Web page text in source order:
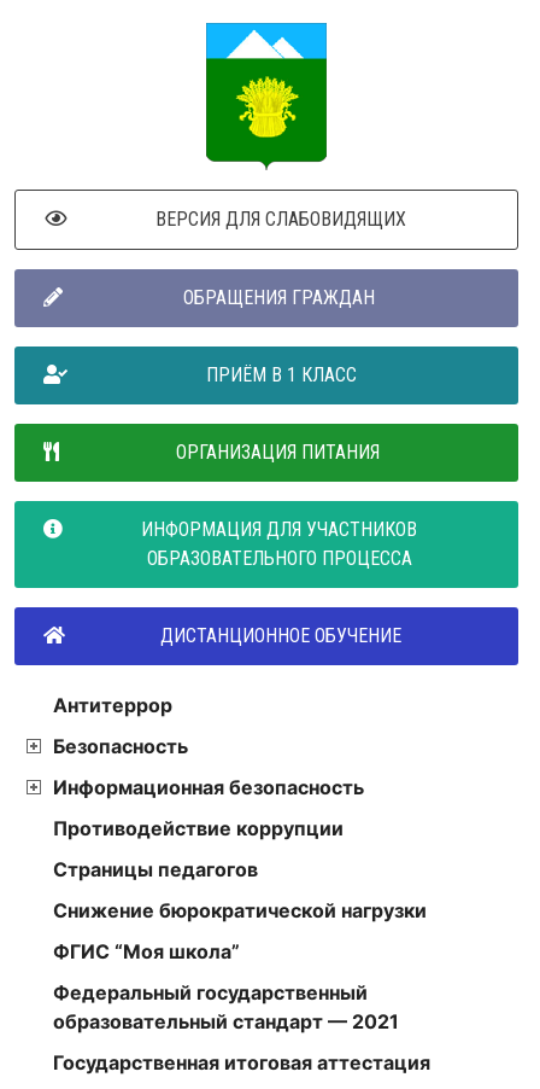
ВЕРСИЯ ДЛЯ СЛАБОВИДЯЩИХ
ОБРАЩЕНИЯ ГРАЖДАН
ПРИЁМ В 1 КЛАСС
ОРГАНИЗАЦИЯ ПИТАНИЯ
ИНФОРМАЦИЯ ДЛЯ УЧАСТНИКОВ
ОБРАЗОВАТЕЛЬНОГО ПРОЦЕССА
ДИСТАНЦИОННОЕ ОБУЧЕНИЕ
Антитеррор
Безопасность
Информационная безопасность
Противодействие коррупции
Страницы педагогов
Снижение бюрократической нагрузки
ФГИС “Моя школа”
Федеральный государственный
образовательный стандарт — 2021
Государственная итоговая аттестация